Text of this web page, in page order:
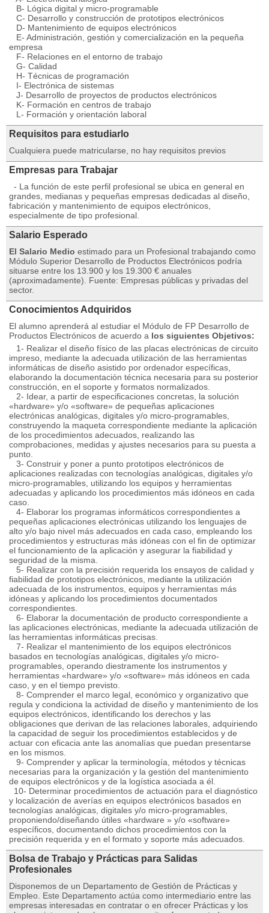
B- Lógica digital y micro-programable
C- Desarrollo y construcción de prototipos electrónicos
D- Mantenimiento de equipos electrónicos
E- Administración, gestión y comercialización en la pequeña
empresa
F- Relaciones en el entorno de trabajo
G- Calidad
H- Técnicas de programación
I- Electrónica de sistemas
J- Desarrollo de proyectos de productos electrónicos
K- Formación en centros de trabajo
L- Formación y orientación laboral
Requisitos para estudiarlo
Cualquiera puede matricularse, no hay requisitos previos
Empresas para Trabajar
- La función de este perfil profesional se ubica en general en
grandes, medianas y pequeñas empresas dedicadas al diseño,
fabricación y mantenimiento de equipos electrónicos,
especialmente de tipo profesional.
Salario Esperado
El Salario Medio estimado para un Profesional trabajando como
Módulo Superior Desarrollo de Productos Electrónicos podría
situarse entre los 13.900 y los 19.300 € anuales
(aproximadamente). Fuente: Empresas públicas y privadas del
sector.
Conocimientos Adquiridos
El alumno aprenderá al estudiar el Módulo de FP Desarrollo de
Productos Electrónicos de acuerdo a los siguientes Objetivos:
1- Realizar el diseño físico de las placas electrónicas de circuito
impreso, mediante la adecuada utilización de las herramientas
informáticas de diseño asistido por ordenador específicas,
elaborando la documentación técnica necesaria para su posterior
construcción, en el soporte y formatos normalizados.
2- Idear, a partir de especificaciones concretas, la solución
«hardware» y/o «software» de pequeñas aplicaciones
electrónicas analógicas, digitales y/o micro-programables,
construyendo la maqueta correspondiente mediante la aplicación
de los procedimientos adecuados, realizando las
comprobaciones, medidas y ajustes necesarios para su puesta a
punto.
3- Construir y poner a punto prototipos electrónicos de
aplicaciones realizadas con tecnologías analógicas, digitales y/o
micro-programables, utilizando los equipos y herramientas
adecuadas y aplicando los procedimientos más idóneos en cada
caso.
4- Elaborar los programas informáticos correspondientes a
pequeñas aplicaciones electrónicas utilizando los lenguajes de
alto y/o bajo nivel más adecuados en cada caso, empleando los
procedimientos y estructuras más idóneas con el fin de optimizar
el funcionamiento de la aplicación y asegurar la fiabilidad y
seguridad de la misma.
5- Realizar con la precisión requerida los ensayos de calidad y
fiabilidad de prototipos electrónicos, mediante la utilización
adecuada de los instrumentos, equipos y herramientas más
idóneas y aplicando los procedimientos documentados
correspondientes.
6- Elaborar la documentación de producto correspondiente a
las aplicaciones electrónicas, mediante la adecuada utilización de
las herramientas informáticas precisas.
7- Realizar el mantenimiento de los equipos electrónicos
basados en tecnologías analógicas, digitales y/o micro-
programables, operando diestramente los instrumentos y
herramientas «hardware» y/o «software» más idóneos en cada
caso, y en el tiempo previsto.
8- Comprender el marco legal, económico y organizativo que
regula y condiciona la actividad de diseño y mantenimiento de los
equipos electrónicos, identificando los derechos y las
obligaciones que derivan de las relaciones laborales, adquiriendo
la capacidad de seguir los procedimientos establecidos y de
actuar con eficacia ante las anomalías que puedan presentarse
en los mismos.
9- Comprender y aplicar la terminología, métodos y técnicas
necesarias para la organización y la gestión del mantenimiento
de equipos electrónicos y de la logística asociada a él.
10- Determinar procedimientos de actuación para el diagnóstico
y localización de averías en equipos electrónicos basados en
tecnologías analógicas, digitales y/o micro-programables,
proponiendo/diseñando útiles «hardware » y/o «software»
específicos, documentando dichos procedimientos con la
precisión requerida y en el formato y soporte más adecuados.
Bolsa de Trabajo y Prácticas para Salidas
Profesionales
Disponemos de un Departamento de Gestión de Prácticas y
Empleo. Este Departamento actúa como intermediario entre las
empresas interesadas en contratar o en ofrecer Prácticas y los